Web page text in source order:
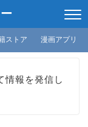
ストア 漫画アプリ
情報を発信し